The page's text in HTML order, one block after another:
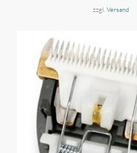
zzgl.Versand